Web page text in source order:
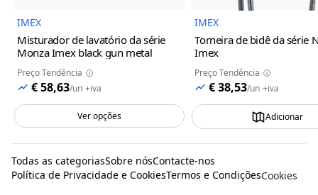
IMEX
Misturador de lavatório da série
Monza Imex black gun metal
Preço Tendência
€ 58,63/un +iva
Ver opções
IMEX
Torneira de bidê da série
Imex
Preço Tendência
€ 38,53/un +iva
Adicionar
Todas as categoriasSobre nósContacte-nos
Política de Privacidade e CookiesTermos e CondiçõesCookies